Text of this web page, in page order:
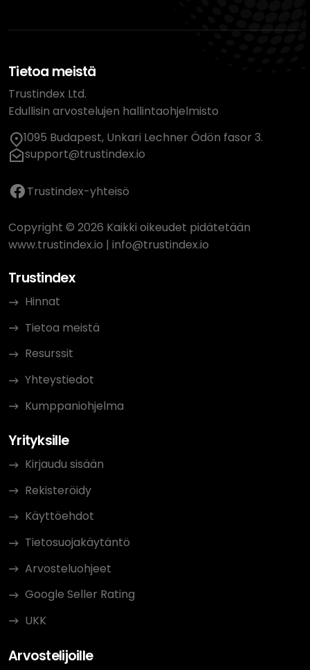
Tietoa meistä
Trustindex Ltd.
Edullisin arvostelujen hallintaohjelmisto
1095 Budapest, Unkari Lechner Ödön fasor 3.
support@trustindex.io
Trustindex-yhteisö
Copyright © 2026 Kaikki oikeudet pidätetään
www.trustindex.io | info@trustindex.io
Trustindex
Hinnat
Tietoa meistä
Resurssit
Yhteystiedot
Kumppaniohjelma
Yrityksille
Kirjaudu sisään
Rekisteröidy
Käyttöehdot
Tietosuojakäytäntö
Arvosteluohjeet
Google Seller Rating
UKK
Arvostelijoille